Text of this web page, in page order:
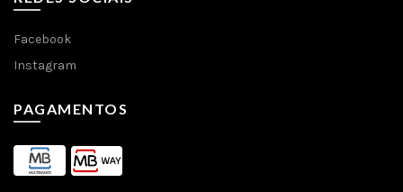
Facebook
Instagram
PAGAMENTOS